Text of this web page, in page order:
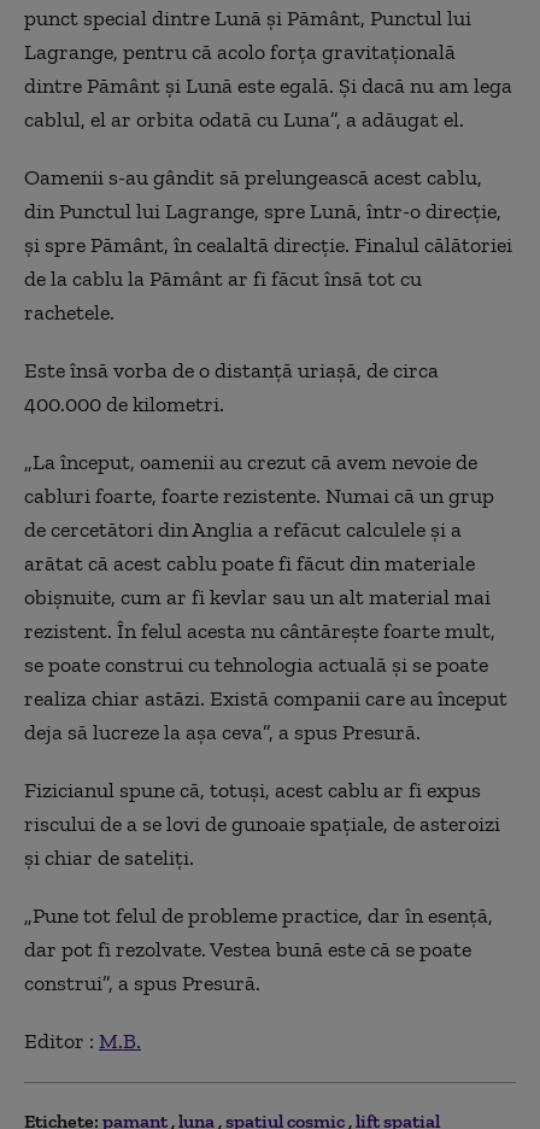
punct special dintre Lună și Pământ, Punctul lui
Lagrange, pentru că acolo forța gravitațională
dintre Pământ și Lună este egală. Și dacă nu am lega
cablul, el ar orbita odată cu Luna”, a adăugat el.
Oamenii s-au gândit să prelungească acest cablu,
din Punctul lui Lagrange, spre Lună, într-o direcție,
și spre Pământ, în cealaltă direcție. Finalul călătoriei
de la cablu la Pământ ar fi făcut însă tot cu
rachetele.
Este însă vorba de o distanță uriașă, de circa
400.000 de kilometri.
„La început, oamenii au crezut că avem nevoie de
cabluri foarte, foarte rezistente. Numai că un grup
de cercetători din Anglia a refăcut calculele și a
arătat că acest cablu poate fi făcut din materiale
obișnuite, cum ar fi kevlar sau un alt material mai
rezistent. În felul acesta nu cântărește foarte mult,
se poate construi cu tehnologia actuală și se poate
realiza chiar astăzi. Există companii care au început
deja să lucreze la așa ceva”, a spus Presură.
Fizicianul spune că, totuși, acest cablu ar fi expus
riscului de a se lovi de gunoaie spațiale, de asteroizi
și chiar de sateliți.
„Pune tot felul de probleme practice, dar în esență,
dar pot fi rezolvate. Vestea bună este că se poate
construi”, a spus Presură.
Editor : M.B.
Etichete: pamant luna spatiul cosmic lift spatial